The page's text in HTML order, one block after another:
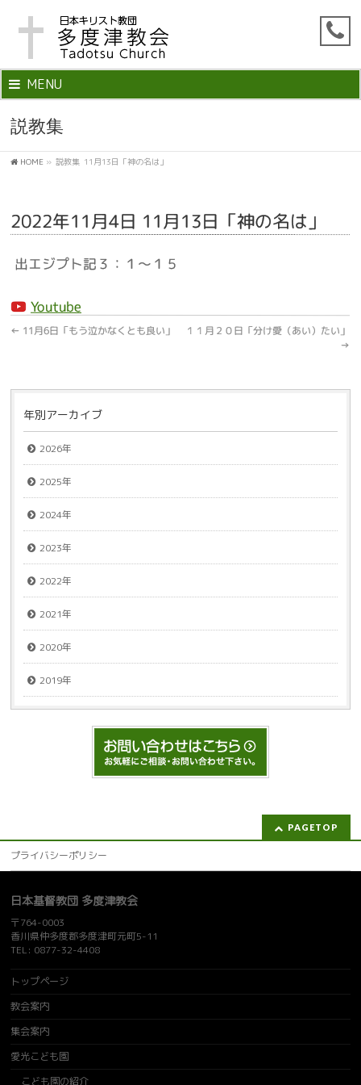
MENU
説教集
HOME » 説教集 11月13日「神の名は」
2022年11月4日 11月13日「神の名は」
出エジプト記３：１～１５
Youtube
← 11月6日「もう泣かなくとも良い」 １１月２０日「分け愛（あい）たい」
→
年別アーカイブ
2026年
2025年
2024年
2023年
2022年
2021年
2020年
2019年
PAGETOP
プライバシーポリシー
日本基督教団 多度津教会
〒764-0003
香川県仲多度郡多度津町元町5-11
TEL: 0877-32-4408
トップページ
教会案内
集会案内
愛光こども園
こども園の紹介